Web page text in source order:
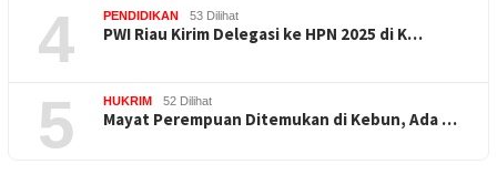
4 PENDIDIKAN 53 Dilihat
PWI Riau Kirim Delegasi ke HPN 2025 di K…
5 HUKRIM 52 Dilihat
Mayat Perempuan Ditemukan di Kebun, Ada …